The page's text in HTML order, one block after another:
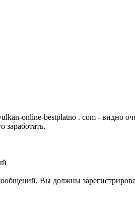
online-bestplatno . com - видно
заработать.
Вы должны